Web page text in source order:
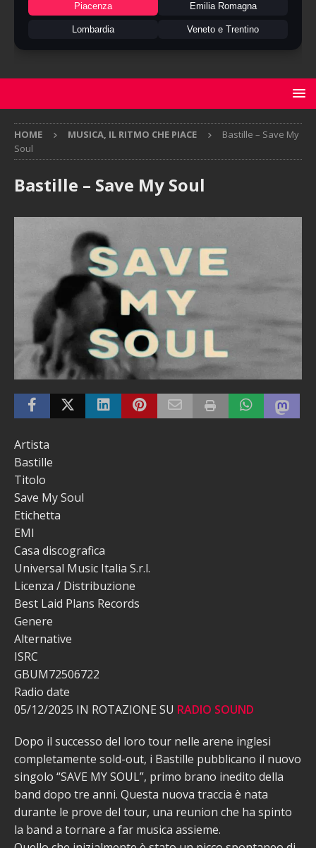
Piacenza Emilia Romagna
Lombardia Veneto e Trentino
HOME MUSICA, IL RITMO CHE PIACE
Bastille – Save My
Soul
Bastille – Save My Soul
Artista
Bastille
Titolo
Save My Soul
Etichetta
EMI
Casa discografica
Universal Music Italia S.r.l.
Licenza / Distribuzione
Best Laid Plans Records
Genere
Alternative
ISRC
GBUM72506722
Radio date
05/12/2025 IN ROTAZIONE SU RADIO SOUND
Dopo il successo del loro tour nelle arene inglesi
completamente sold-out, i Bastille pubblicano il nuovo
singolo “SAVE MY SOUL”, primo brano inedito della
band dopo tre anni. Questa nuova traccia è nata
durante le prove del tour, una reunion che ha spinto
la band a tornare a far musica assieme.